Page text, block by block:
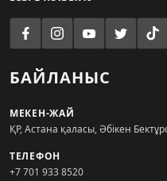
БАЙЛАНЫС
МЕКЕН-ЖАЙ
ҚР, Астана қаласы, Әбікен
ТЕЛЕФОН
+7 701 933 8520